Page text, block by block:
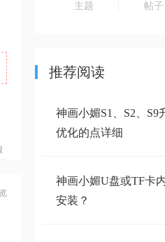
主题 帖子
推荐阅读
神画小媚S1、S2、S9
优化的点详细
神画小媚U盘或TF卡
安装？